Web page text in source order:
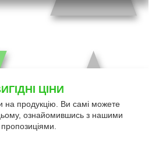
ЦІНИ
на продукцію. Ви самі можете
ознайомившись з нашими
пропозиціями.